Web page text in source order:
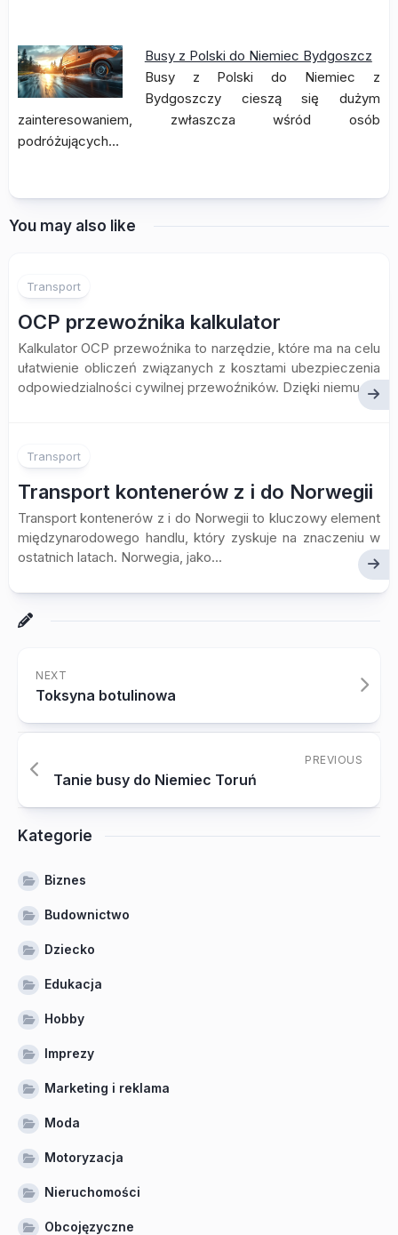
Busy z Polski do Niemiec Bydgoszcz
Busy z Polski do Niemiec z
Bydgoszczy cieszą się dużym
zainteresowaniem, zwłaszcza wśród osób
podróżujących…
You may also like
Transport
OCP przewoźnika kalkulator
Kalkulator OCP przewoźnika to narzędzie, które ma na celu
ułatwienie obliczeń związanych z kosztami ubezpieczenia
odpowiedzialności cywilnej przewoźników. Dzięki niemu...
Transport
Transport kontenerów z i do Norwegii
Transport kontenerów z i do Norwegii to kluczowy element
międzynarodowego handlu, który zyskuje na znaczeniu w
ostatnich latach. Norwegia, jako...
NEXT
Toksyna botulinowa
PREVIOUS
Tanie busy do Niemiec Toruń
Kategorie
Biznes
Budownictwo
Dziecko
Edukacja
Hobby
Imprezy
Marketing i reklama
Moda
Motoryzacja
Nieruchomości
Obcojęzyczne